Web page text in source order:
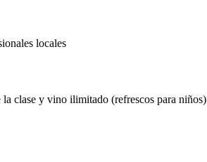
locales
clase y vino ilimitado (refrescos para niños)